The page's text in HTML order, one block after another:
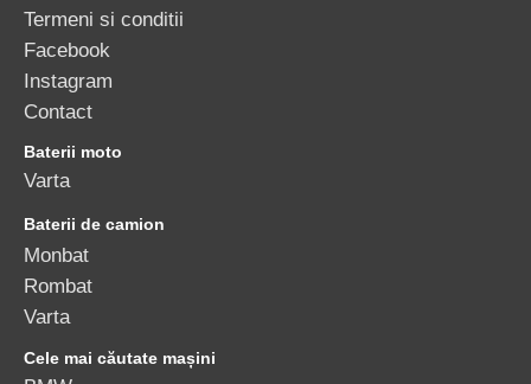
Termeni si conditii
Facebook
Instagram
Contact
Baterii moto
Varta
Baterii de camion
Monbat
Rombat
Varta
Cele mai căutate mașini